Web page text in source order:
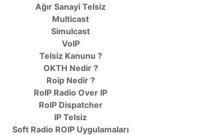
Ağır Sanayi Telsiz
Multicast
Simulcast
VoIP
Telsiz Kanunu ?
OKTH Nedir ?
Roip Nedir ?
RoIP Radio Over IP
RoIP Dispatcher
IP Telsiz
Soft Radio ROIP Uygulamaları